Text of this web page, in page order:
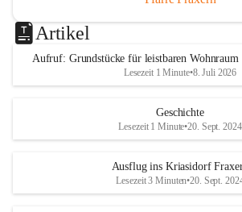
Artikel
Aufruf: Grundstücke für leistbaren Wohnraum
Lesezeit 1 Minute•8. Juli 2026
Geschichte
Lesezeit 1 Minute•20. Sept. 2024
Ausflug ins Kriasidorf
Lesezeit 3 Minuten•20. Sept.